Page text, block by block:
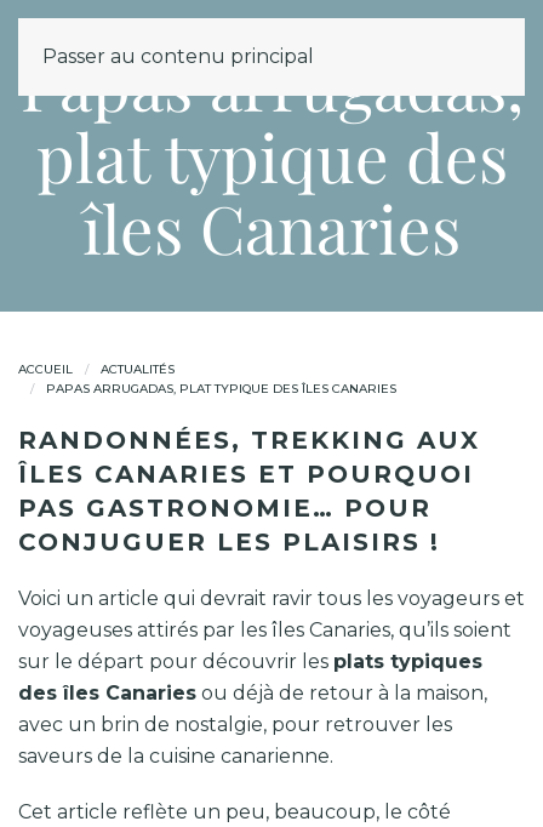
Passer au contenu principal
Papas arrugadas,
plat typique des
îles Canaries
ACCUEIL
ACTUALITÉS
PAPAS ARRUGADAS, PLAT TYPIQUE DES ÎLES CANARIES
RANDONNÉES, TREKKING AUX
ÎLES CANARIES ET POURQUOI
PAS GASTRONOMIE… POUR
CONJUGUER LES PLAISIRS !
Voici un article qui devrait ravir tous les voyageurs et
voyageuses attirés par les îles Canaries, qu’ils soient
sur le départ pour découvrir les plats typiques
des îles Canaries ou déjà de retour à la maison,
avec un brin de nostalgie, pour retrouver les
saveurs de la cuisine canarienne.
Cet article reflète un peu, beaucoup, le côté